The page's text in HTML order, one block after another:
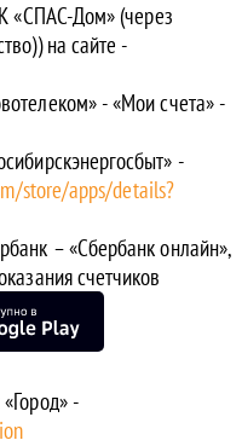
«СПАС-Дом» (через
на сайте -
- «Мои счета» -
-
store/apps/details?
– «Сбербанк онлайн»,
счетчиков
-